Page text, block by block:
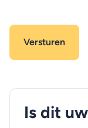
Is dit